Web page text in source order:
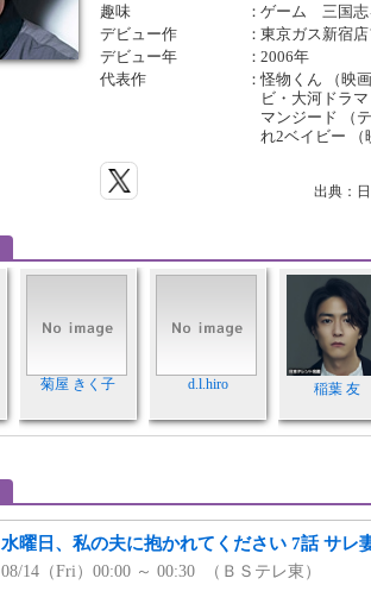
趣味
：ゲーム 三国志
デビュー作
：東京ガス新宿
デビュー年
：2006年
代表作
：怪物くん （映
ビ・大河ドラ
マンジード （
れ2ベイビー （
出典：
菊屋 きく子 d.l.hiro 稲葉 友
水曜日、私の夫に抱かれてください 7話 サレ
08/14（Fri）00:00 ～ 00:30 （ＢＳテレ東）